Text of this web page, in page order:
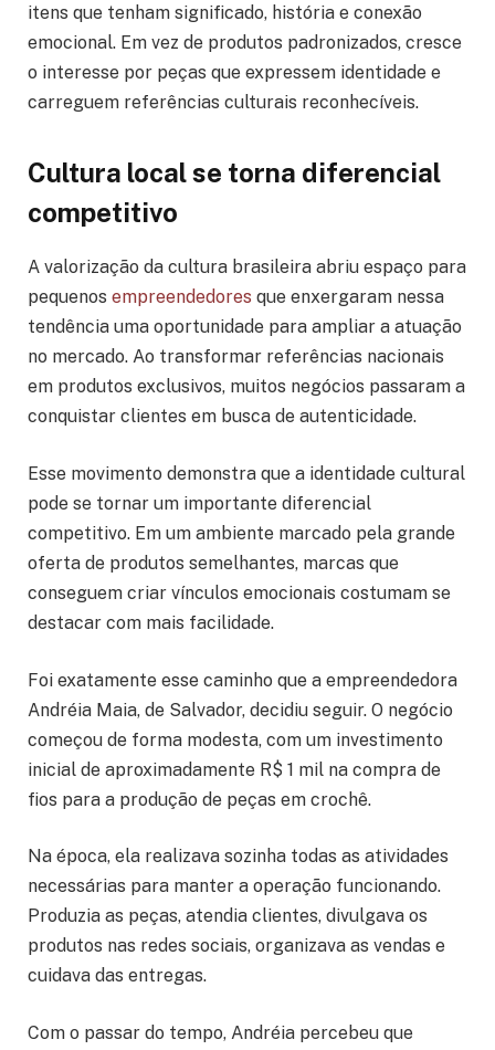
itens que tenham significado, história e conexão
emocional. Em vez de produtos padronizados, cresce
o interesse por peças que expressem identidade e
carreguem referências culturais reconhecíveis.
Cultura local se torna diferencial
competitivo
A valorização da cultura brasileira abriu espaço para
pequenos empreendedores que enxergaram nessa
tendência uma oportunidade para ampliar a atuação
no mercado. Ao transformar referências nacionais
em produtos exclusivos, muitos negócios passaram a
conquistar clientes em busca de autenticidade.
Esse movimento demonstra que a identidade cultural
pode se tornar um importante diferencial
competitivo. Em um ambiente marcado pela grande
oferta de produtos semelhantes, marcas que
conseguem criar vínculos emocionais costumam se
destacar com mais facilidade.
Foi exatamente esse caminho que a empreendedora
Andréia Maia, de Salvador, decidiu seguir. O negócio
começou de forma modesta, com um investimento
inicial de aproximadamente R$ 1 mil na compra de
fios para a produção de peças em crochê.
Na época, ela realizava sozinha todas as atividades
necessárias para manter a operação funcionando.
Produzia as peças, atendia clientes, divulgava os
produtos nas redes sociais, organizava as vendas e
cuidava das entregas.
Com o passar do tempo, Andréia percebeu que